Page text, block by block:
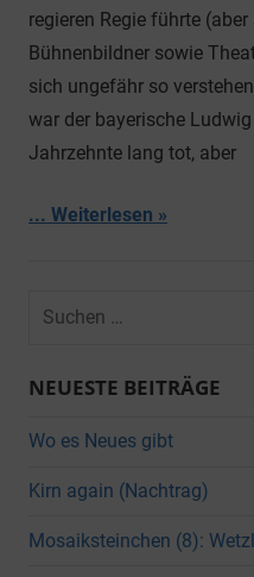
regieren Regie führte
Bühnenbildner sowie
sich ungefähr so
war der bayerische
Jahrzehnte lang tot, aber
... Weiterlesen
Suchen
NEUESTE BEITRÄGE
Wo es Neues gibt
Kirn again (Nachtrag)
Mosaiksteinchen (8):